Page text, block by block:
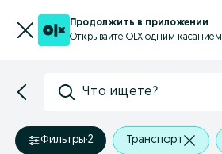
Продолжить в приложении
Открывайте OLX одним касанием
Что ищете?
Фильтры·2 Транспорт